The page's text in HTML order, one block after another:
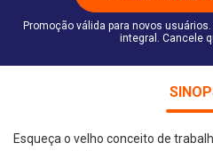
Promoção válida para novos
integral. Cancele
Esqueça o velho conceito de